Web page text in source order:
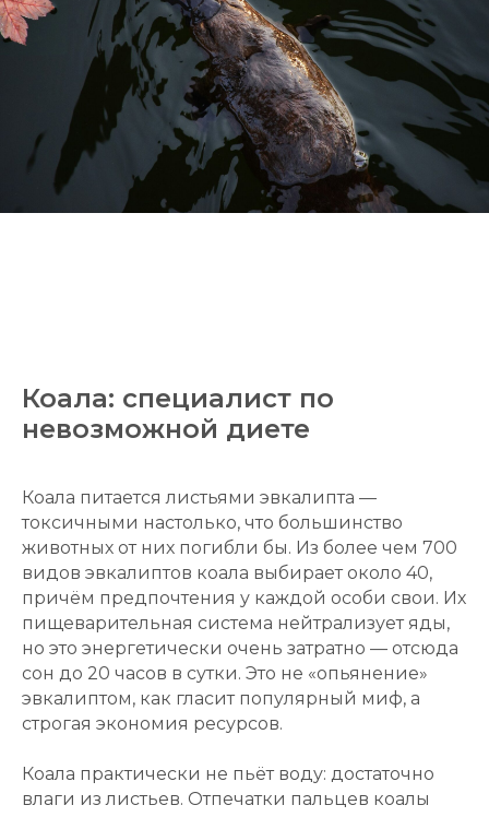
Коала: специалист по
невозможной диете
Коала питается листьями эвкалипта —
токсичными настолько, что большинство
животных от них погибли бы. Из более чем 700
видов эвкалиптов коала выбирает около 40,
причём предпочтения у каждой особи свои. Их
пищеварительная система нейтрализует яды,
но это энергетически очень затратно — отсюда
сон до 20 часов в сутки. Это не «опьянение»
эвкалиптом, как гласит популярный миф, а
строгая экономия ресурсов.
Коала практически не пьёт воду: достаточно
влаги из листьев. Отпечатки пальцев коалы